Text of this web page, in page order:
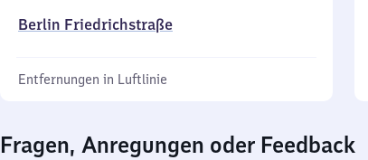
Berlin Friedrichstraße
Entfernungen in Luftlinie
Fragen, Anregungen oder Feedback